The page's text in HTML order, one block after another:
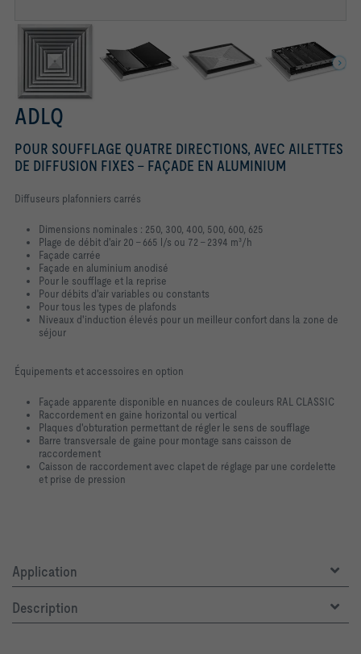
ADLQ
POUR SOUFFLAGE QUATRE DIRECTIONS, AVEC AILETTES
DE DIFFUSION FIXES – FAÇADE EN ALUMINIUM
Diffuseurs plafonniers carrés
Dimensions nominales : 250, 300, 400, 500, 600, 625
Plage de débit d'air 20 – 665 l/s ou 72 – 2394 m³/h
Façade carrée
Façade en aluminium anodisé
Pour le soufflage et la reprise
Pour débits d'air variables ou constants
Pour tous les types de plafonds
Niveaux d'induction élevés pour un meilleur confort dans la zone de
séjour
Équipements et accessoires en option
Façade apparente disponible en nuances de couleurs RAL CLASSIC
Raccordement en gaine horizontal ou vertical
Plaques d'obturation permettant de régler le sens de soufflage
Barre transversale de gaine pour montage sans caisson de
raccordement
Caisson de raccordement avec clapet de réglage par une cordelette
et prise de pression
Application
Description